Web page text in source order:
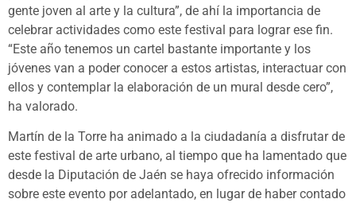
gente joven al arte y la cultura”, de ahí la importancia de
celebrar actividades como este festival para lograr ese fin.
“Este año tenemos un cartel bastante importante y los
jóvenes van a poder conocer a estos artistas, interactuar con
ellos y contemplar la elaboración de un mural desde cero”,
ha valorado.
Martín de la Torre ha animado a la ciudadanía a disfrutar de
este festival de arte urbano, al tiempo que ha lamentado que
desde la Diputación de Jaén se haya ofrecido información
sobre este evento por adelantado, en lugar de haber contado